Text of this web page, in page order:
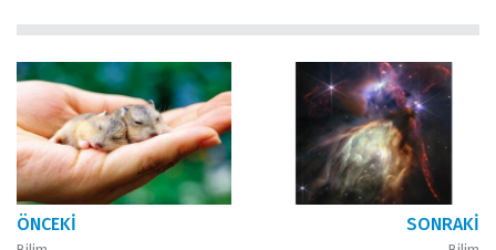
ÖNCEKI SONRAKI